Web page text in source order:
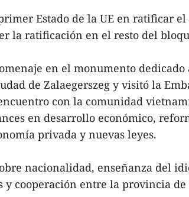
Estado de la UE en ratificar el
la ratificación en el resto del
en el monumento dedicado
de Zalaegerszeg y visitó la
con la comunidad
en desarrollo económico,
privada y nuevas leyes.
nacionalidad, enseñanza del
y cooperación entre la provincia de